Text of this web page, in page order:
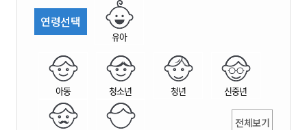
연령선택
유아
아동 청소년 청년 신중년
전체보기